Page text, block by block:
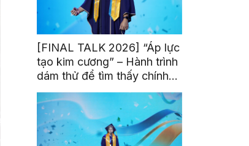
[FINAL TALK 2026] “Áp lực
tạo kim cương” – Hành trình
dám thử để tìm thấy chính
mình